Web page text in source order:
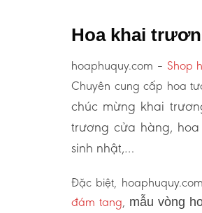
Hoa khai
hoaphuquy.com – Shop
Chuyên cung cấp hoa
chúc mừng khai
trương cửa hàng,
sinh nhật,…
Đặc biệt, hoaphuquy.com
đám tang, mẫu vòng